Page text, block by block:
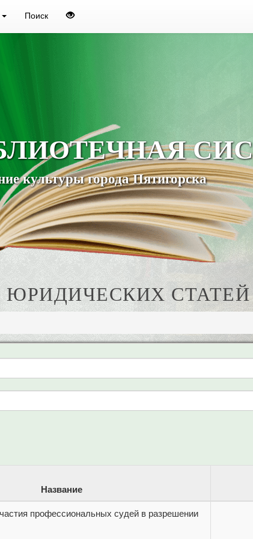
Поиск
культуры города Пятигорска
ЮРИДИЧЕСКИХ СТАТЕЙ
Название
профессиональных судей в разрешении